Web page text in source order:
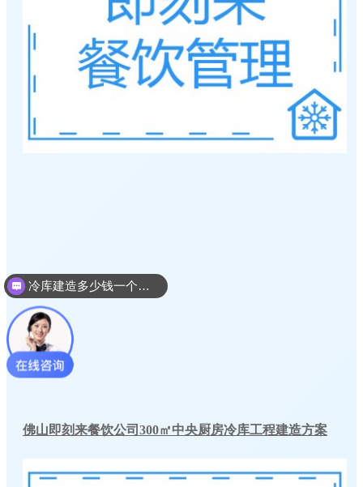
佛山即刻来餐饮公司300㎡中央厨房冷库工程建造方案
冷库建造多少钱一个平方